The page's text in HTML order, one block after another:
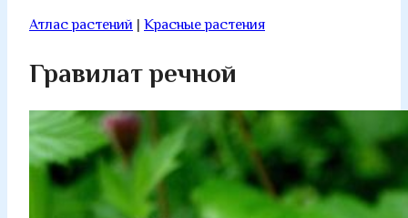
Атлас растений | Красные растения
Гравилат речной